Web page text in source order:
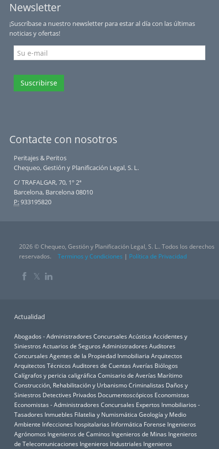
Newsletter
¡Suscríbase a nuestro newsletter para estar al día con las últimas
noticias y ofertas!
Suscribirse
Contacte con nosotros
Peritajes & Peritos
Chequeo, Gestión y Planificación Legal, S. L.
C/ TRAFALGAR, 70, 1º 2ª
Barcelona, Barcelona 08010
P:933195820
2026 © Chequeo, Gestión y Planificación Legal, S. L.. Todos los derechos
reservados.
Terminos y Condiciones | Política de Privacidad
𝕏
Actualidad
Abogados - Administradores Concursales Acústica Accidentes y
Siniestros Actuarios de Seguros Administradores Auditores
Concursales Agentes de la Propiedad Inmobiliaria Arquitectos
Arquitectos Técnicos Auditores de Cuentas Averías Biólogos
Calígrafos y pericia caligráfica Comisario de Averías Marítimo
Construcción, Rehabilitación y UrbanismoCriminalistas Daños y
Siniestros Detectives Privados Documentoscópicos Economistas
Economistas - Administradores Concursales Expertos Inmobiliarios -
Tasadores Inmuebles Filatelia y Numismática Geología y Medio
Ambiente Infecciones hospitalarias Informática Forense Ingenieros
Agrónomos Ingenieros de Caminos Ingenieros de Minas Ingenieros
de Telecomunicaciones Ingenieros Industriales Ingenieros